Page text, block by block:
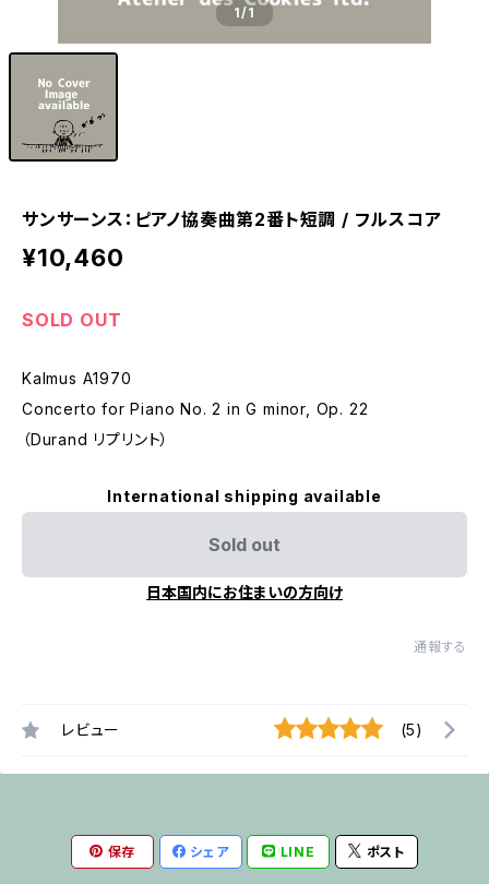
1/1
サンサーンス：ピアノ協奏曲第2番ト短調 / フルスコア
¥10,460
SOLD OUT
Kalmus A1970
Concerto for Piano No. 2 in G minor, Op. 22
（Durand リプリント）
International shipping available
Sold out
日本国内にお住まいの方向け
通報する
レビュー (5)
保存 シェア LINE ポスト